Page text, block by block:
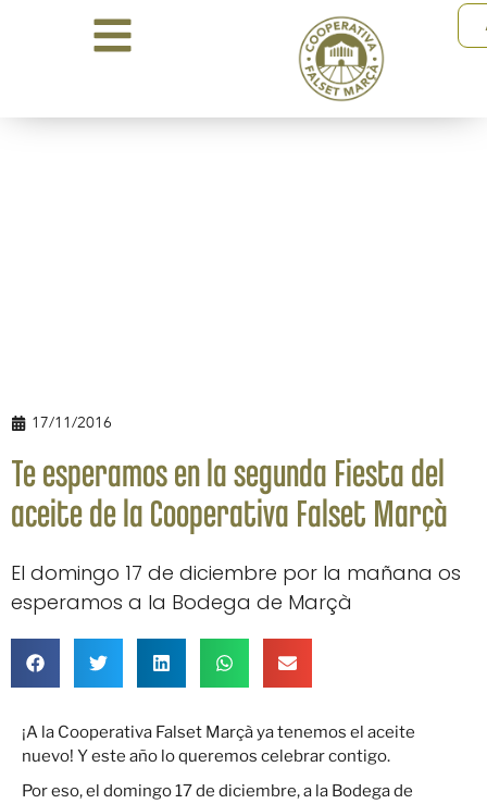
17/11/2016
Te esperamos en la segunda Fiesta del
aceite de la Cooperativa Falset Marçà
El domingo 17 de diciembre por la mañana os
esperamos a la Bodega de Marçà
¡A la Cooperativa Falset Marçà ya tenemos el aceite
nuevo! Y este año lo queremos celebrar contigo.
Por eso, el domingo 17 de diciembre, a la Bodega de